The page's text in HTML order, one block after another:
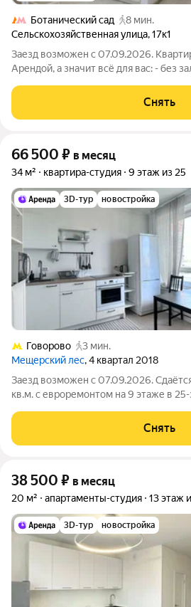
Ботанический сад
8 мин.
Сельскохозяйственная улица,17к1
Заезд возможен с 07.09.2026.
Арендой, а значит всё для вас: - без
проживания. Мы можем показать вам
же детально,
Снять
66 500 ₽ в месяц
34 м² квартира-студия 9 этаж из 25
3D-тур новостройка
Говорово
3 мин.
Мещерский лес, 4 квартал 2018
Заезд возможен с 07.09.2026.
кв.м. с евроремонтом на 9 этаже в
Дом - монолитный,
Снять
38 500 ₽ в месяц
20 м² апартаменты-студия 13 этаж
3D-тур новостройка